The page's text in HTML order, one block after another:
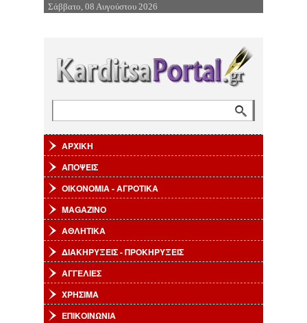
Επιστροφή στην Πλοήγηση
Σάββατο, 08 Αυγούστου 2026
ΑΡΧΙΚΗ
ΑΠΟΨΕΙΣ
ΟΙΚΟΝΟΜΙΑ - ΑΓΡΟΤΙΚΑ
MAGAZINO
ΑΘΛΗΤΙΚΑ
ΔΙΑΚΗΡΥΞΕΙΣ - ΠΡΟΚΗΡΥΞΕΙΣ
ΑΓΓΕΛΙΕΣ
ΧΡΗΣΙΜΑ
ΕΠΙΚΟΙΝΩΝΙΑ